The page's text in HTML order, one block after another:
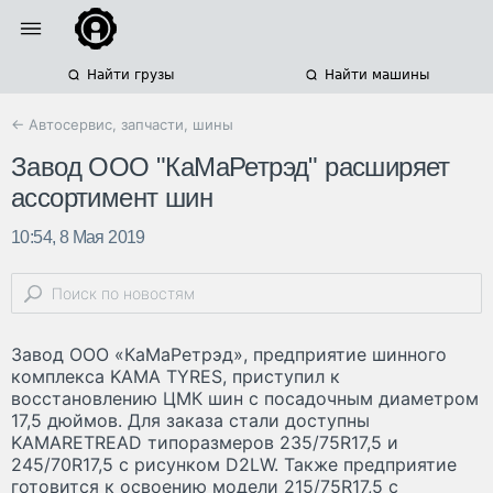
Найти грузы Найти машины
← Автосервис, запчасти, шины
Завод ООО "КаМаРетрэд" расширяет
ассортимент шин
10:54, 8 Мая 2019
Завод ООО «КаМаРетрэд», предприятие шинного
комплекса KAMA TYRES, приступил к
восстановлению ЦМК шин с посадочным диаметром
17,5 дюймов. Для заказа стали доступны
KAMARETREAD типоразмеров 235/75R17,5 и
245/70R17,5 с рисунком D2LW. Также предприятие
готовится к освоению модели 215/75R17,5 с